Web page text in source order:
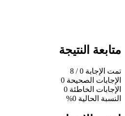
متابعة النتيجة
تمت الإجابة 0
/ 8
الإجابات الصحيحة 0
الإجابات الخاطئة 0
النسبة الحالية 0%